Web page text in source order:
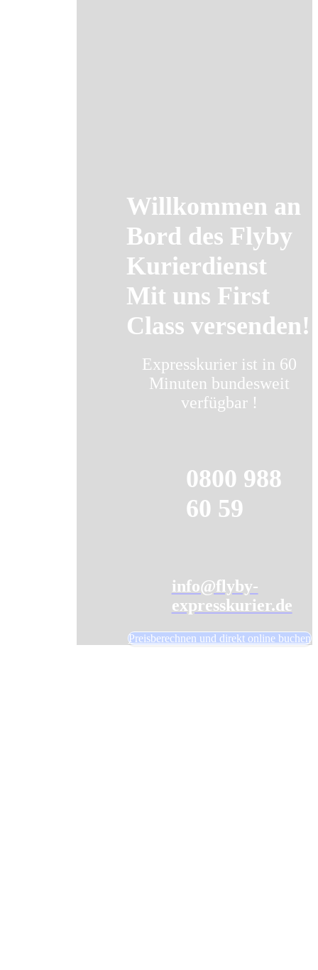
Willkommen an
Bord des Flyby
Kurierdienst
Mit uns First
Class versenden!
Expresskurier ist in 60
Minuten bundesweit
verfügbar !
0800 988
60 59
info@flyby-
expresskurier.de
Preisberechnen und direkt online buchen